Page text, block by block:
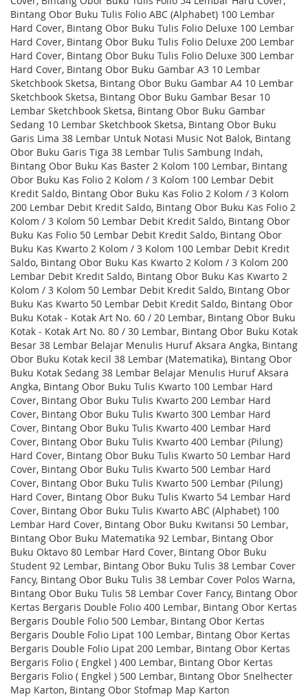
Bintang Obor Buku Tulis Folio ABC (Alphabet) 100 Lembar
Hard Cover, Bintang Obor Buku Tulis Folio Deluxe 100 Lembar
Hard Cover, Bintang Obor Buku Tulis Folio Deluxe 200 Lembar
Hard Cover, Bintang Obor Buku Tulis Folio Deluxe 300 Lembar
Hard Cover, Bintang Obor Buku Gambar A3 10 Lembar
Sketchbook Sketsa, Bintang Obor Buku Gambar A4 10 Lembar
Sketchbook Sketsa, Bintang Obor Buku Gambar Besar 10
Lembar Sketchbook Sketsa, Bintang Obor Buku Gambar
Sedang 10 Lembar Sketchbook Sketsa, Bintang Obor Buku
Garis Lima 38 Lembar Untuk Notasi Music Not Balok, Bintang
Obor Buku Garis Tiga 38 Lembar Tulis Sambung Indah,
Bintang Obor Buku Kas Baster 2 Kolom 100 Lembar, Bintang
Obor Buku Kas Folio 2 Kolom / 3 Kolom 100 Lembar Debit
Kredit Saldo, Bintang Obor Buku Kas Folio 2 Kolom / 3 Kolom
200 Lembar Debit Kredit Saldo, Bintang Obor Buku Kas Folio 2
Kolom / 3 Kolom 50 Lembar Debit Kredit Saldo, Bintang Obor
Buku Kas Folio 50 Lembar Debit Kredit Saldo, Bintang Obor
Buku Kas Kwarto 2 Kolom / 3 Kolom 100 Lembar Debit Kredit
Saldo, Bintang Obor Buku Kas Kwarto 2 Kolom / 3 Kolom 200
Lembar Debit Kredit Saldo, Bintang Obor Buku Kas Kwarto 2
Kolom / 3 Kolom 50 Lembar Debit Kredit Saldo, Bintang Obor
Buku Kas Kwarto 50 Lembar Debit Kredit Saldo, Bintang Obor
Buku Kotak - Kotak Art No. 60 / 20 Lembar, Bintang Obor Buku
Kotak - Kotak Art No. 80 / 30 Lembar, Bintang Obor Buku Kotak
Besar 38 Lembar Belajar Menulis Huruf Aksara Angka, Bintang
Obor Buku Kotak kecil 38 Lembar (Matematika), Bintang Obor
Buku Kotak Sedang 38 Lembar Belajar Menulis Huruf Aksara
Angka, Bintang Obor Buku Tulis Kwarto 100 Lembar Hard
Cover, Bintang Obor Buku Tulis Kwarto 200 Lembar Hard
Cover, Bintang Obor Buku Tulis Kwarto 300 Lembar Hard
Cover, Bintang Obor Buku Tulis Kwarto 400 Lembar Hard
Cover, Bintang Obor Buku Tulis Kwarto 400 Lembar (Pilung)
Hard Cover, Bintang Obor Buku Tulis Kwarto 50 Lembar Hard
Cover, Bintang Obor Buku Tulis Kwarto 500 Lembar Hard
Cover, Bintang Obor Buku Tulis Kwarto 500 Lembar (Pilung)
Hard Cover, Bintang Obor Buku Tulis Kwarto 54 Lembar Hard
Cover, Bintang Obor Buku Tulis Kwarto ABC (Alphabet) 100
Lembar Hard Cover, Bintang Obor Buku Kwitansi 50 Lembar,
Bintang Obor Buku Matematika 92 Lembar, Bintang Obor
Buku Oktavo 80 Lembar Hard Cover, Bintang Obor Buku
Student 92 Lembar, Bintang Obor Buku Tulis 38 Lembar Cover
Fancy, Bintang Obor Buku Tulis 38 Lembar Cover Polos Warna,
Bintang Obor Buku Tulis 58 Lembar Cover Fancy, Bintang Obor
Kertas Bergaris Double Folio 400 Lembar, Bintang Obor Kertas
Bergaris Double Folio 500 Lembar, Bintang Obor Kertas
Bergaris Double Folio Lipat 100 Lembar, Bintang Obor Kertas
Bergaris Double Folio Lipat 200 Lembar, Bintang Obor Kertas
Bergaris Folio ( Engkel ) 400 Lembar, Bintang Obor Kertas
Bergaris Folio ( Engkel ) 500 Lembar, Bintang Obor Snelhecter
Map Karton, Bintang Obor Stofmap Map Karton